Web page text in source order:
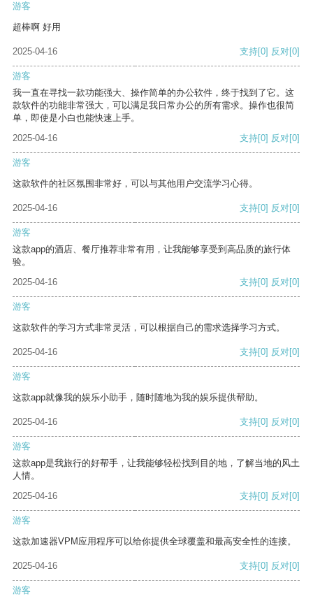
游客
超棒啊 好用
2025-04-16 支持[0] 反对[0]
游客
我一直在寻找一款功能强大、操作简单的办公软件，终于找到了它。这
款软件的功能非常强大，可以满足我日常办公的所有需求。操作也很简
单，即使是小白也能快速上手。
2025-04-16
支持[0] 反对[0]
游客
这款软件的社区氛围非常好，可以与其他用户交流学习心得。
2025-04-16 支持[0] 反对[0]
游客
这款app的酒店、餐厅推荐非常有用，让我能够享受到高品质的旅行体
验。
2025-04-16
支持[0] 反对[0]
游客
这款软件的学习方式非常灵活，可以根据自己的需求选择学习方式。
2025-04-16 支持[0] 反对[0]
游客
这款app就像我的娱乐小助手，随时随地为我的娱乐提供帮助。
2025-04-16 支持[0] 反对[0]
游客
这款app是我旅行的好帮手，让我能够轻松找到目的地，了解当地的风土
人情。
2025-04-16
支持[0] 反对[0]
游客
这款加速器VPM应用程序可以给你提供全球覆盖和最高安全性的连接。
2025-04-16 支持[0] 反对[0]
游客